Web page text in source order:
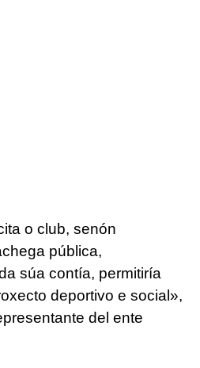
o club, senón
pública,
súa contía, permitiría
deportivo e social»,
del ente